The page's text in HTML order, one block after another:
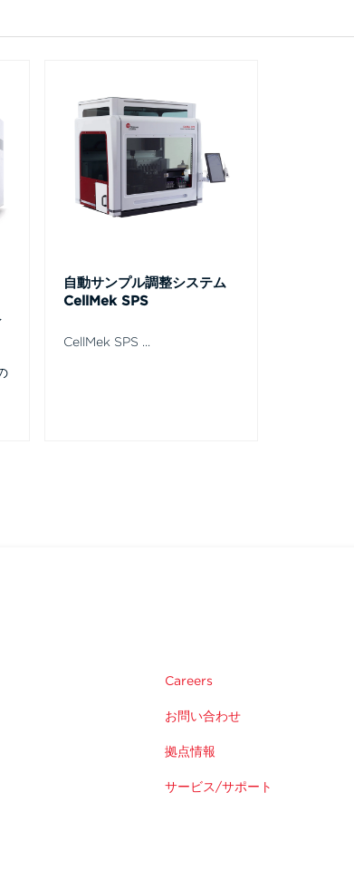
自動サンプル調整システム
CellMek SPS
CellMek SPS ...
Careers
お問い合わせ
拠点情報
サービス/サポート